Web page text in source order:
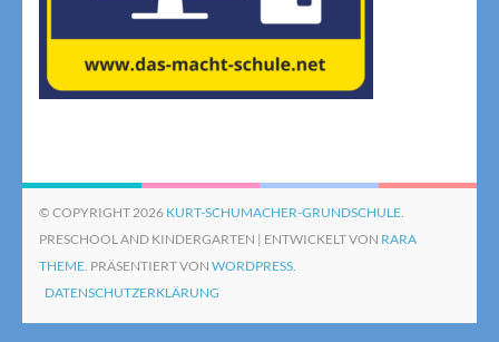
© COPYRIGHT 2026 KURT-SCHUMACHER-GRUNDSCHULE
PRESCHOOL AND KINDERGARTEN | ENTWICKELT VON RARA
THEME . PRÄSENTIERT VON WORDPRESS.
DATENSCHUTZERKLÄRUNG